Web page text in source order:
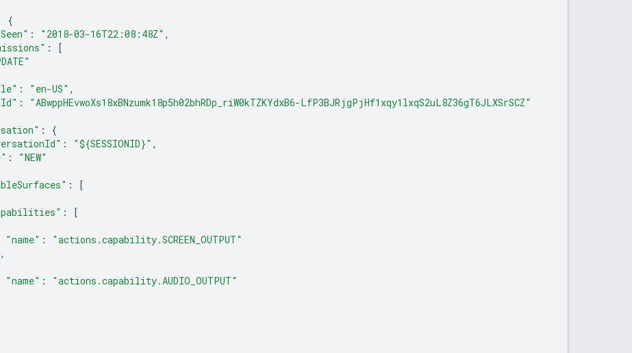
{
: "2018-03-16T22:08:48Z" ,
:
[
: "en-US" ,
:
"ABwppHEvwoXs18xBNzumk18p5h02bhRDp_riW0kTZKYdxB6-LfP3BJRjgPjHf1xqy1lxqS2uL8Z36gT6JLXSrSCZ"
:
{
: "${SESSIONID}" ,
:
"NEW"
:
[
:
[
"name" :
"actions.capability.SCREEN_OUTPUT"
"name" :
"actions.capability.AUDIO_OUTPUT"